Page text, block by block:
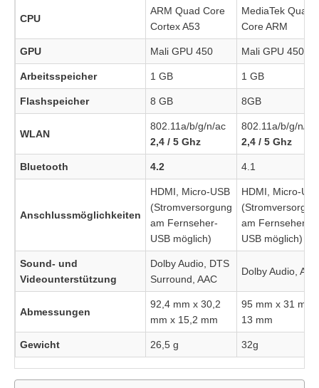
CPU
ARM Quad Core
Cortex A53
MediaTek Quad-
Core ARM
GPU Mali GPU 450 Mali GPU 450
Arbeitsspeicher 1 GB 1 GB
Flashspeicher 8 GB 8GB
WLAN
802.11a/b/g/n/ac
2,4 / 5 Ghz
802.11a/b/g/n/ac
2,4 / 5 Ghz
Bluetooth 4.2 4.1
Anschlussmöglichkeiten
HDMI, Micro-USB
(Stromversorgung
am Fernseher-
USB möglich)
HDMI, Micro-
am Fernseher-
USB möglich)
Sound- und
Videounterstützung
Dolby Audio, DTS
Surround, AAC
Dolby Audio, AAC
Abmessungen
92,4 mm x 30,2
mm x 15,2 mm
95 mm x 31 mm
13 mm
Gewicht 26,5 g 32g